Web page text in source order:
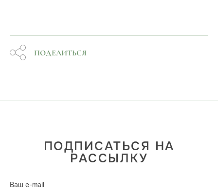
ПОДЕЛИТЬСЯ
ПОДПИСАТЬСЯ НА
РАССЫЛКУ
Ваш e-mail